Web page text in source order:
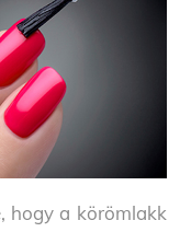
hogy a körömlakk